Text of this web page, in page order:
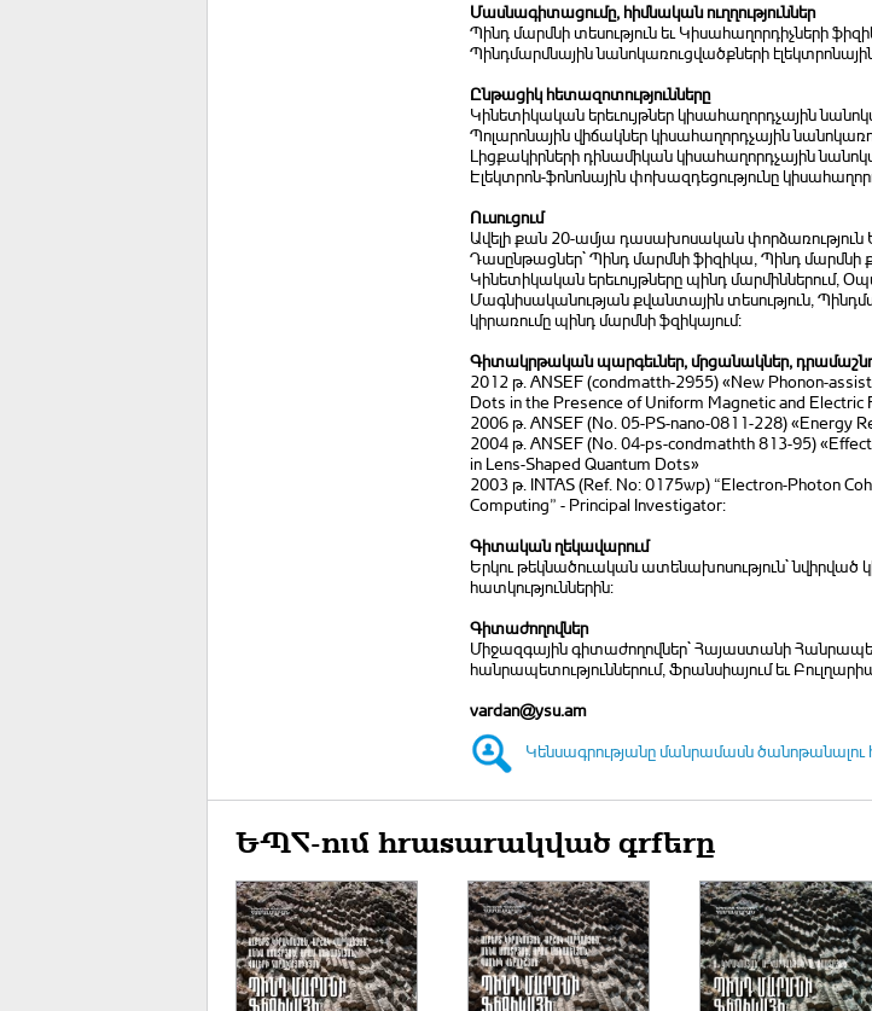
Մասնագիտացումը, հիմնական ուղղություններ
Պինդ մարմնի տեսություն եւ Կիսահաղորդիչների
Պինդմարմնային նանոկառուցվածքների
Ընթացիկ հետազոտությունները
Կինետիկական երեւույթներ կիսահաղորդչային
Պոլարոնային վիճակներ կիսահաղորդչային
Լիցքակիրների դինամիկան կիսահաղորդչային
Էլեկտրոն-ֆոնոնային փոխազդեցությունը
Ուսուցում
Ավելի քան 20-ամյա դասախոսական փորձառություն
Դասընթացներ` Պինդ մարմնի ֆիզիկա, Պինդ մարմնի
Կինետիկական երեւույթները պինդ մարմիններում,
Մագնիսականության քվանտային տեսություն,
կիրառումը պինդ մարմնի ֆզիկայում:
Գիտակրթական պարգեւներ, մրցանակներ,
2012 թ. ANSEF (condmatth-2955) «New Phonon-
Dots in the Presence of Uniform Magnetic and Electric
2006 թ. ANSEF (No. 05-PS-nano-0811-228) «Energy
2004 թ. ANSEF (No. 04-ps-condmathth 813-95)
in Lens-Shaped Quantum Dots»
2003 թ. INTAS (Ref. No: 0175wp) “Electron-Photon
Computing” - Principal Investigator:
Գիտական ղեկավարում
Երկու թեկնածուական ատենախոսություն` նվիրված
հատկություններին:
Գիտաժողովներ
Միջազգային գիտաժողովներ` Հայաստանի
հանրապետություններում, Ֆրանսիայում եւ
vardan@ysu.am
Կենսագրությանը մանրամասն ծանոթանալու
ԵՊՀ-ում հրատարակված գրքերը